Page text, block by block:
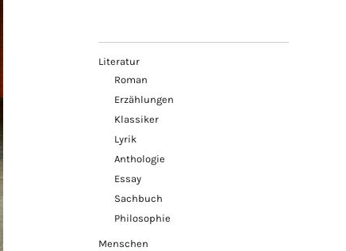
Literatur
Roman
Erzählungen
Klassiker
Lyrik
Anthologie
Essay
Sachbuch
Philosophie
Menschen